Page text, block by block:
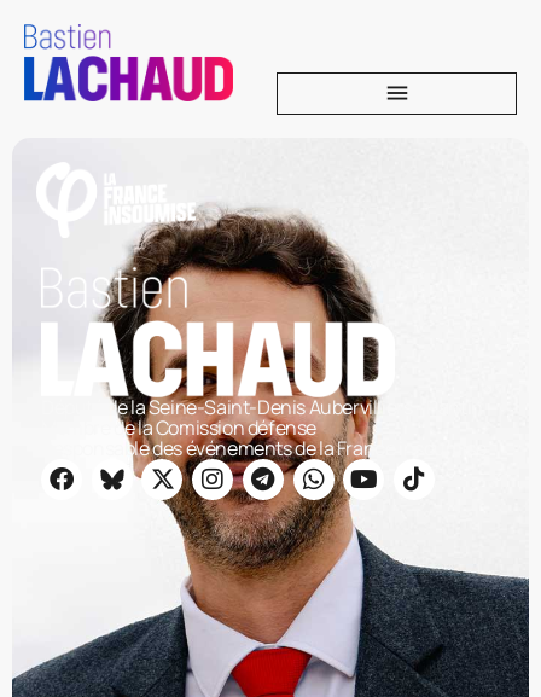
Député de la Seine-Saint-Denis Aubervilliers - Pantin
Membre de la Comission défense
Responsable des événements de la France insoumise